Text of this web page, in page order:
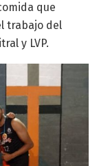
que
trabajo del
y LVP.